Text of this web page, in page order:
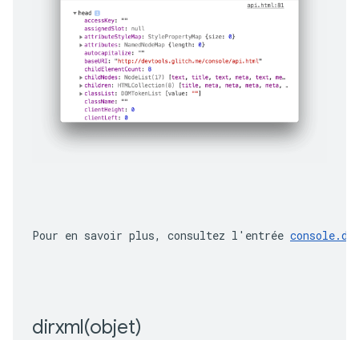
Pour en savoir plus, consultez l'entrée
dirxml(objet)